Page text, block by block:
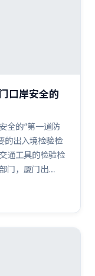
口岸安全的
全的“第一道防
的出入境检验检
通工具的检验检
门，厦门出…